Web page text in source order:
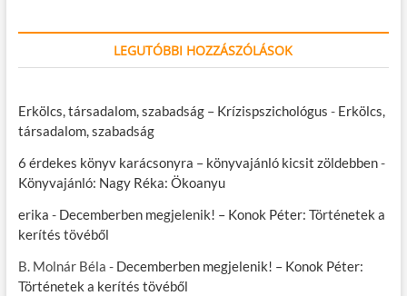
LEGUTÓBBI HOZZÁSZÓLÁSOK
Erkölcs, társadalom, szabadság – Krízispszichológus - Erkölcs,
társadalom, szabadság
6 érdekes könyv karácsonyra – könyvajánló kicsit zöldebben-
Könyvajánló: Nagy Réka: Ökoanyu
erika - Decemberben megjelenik! – Konok Péter: Történetek a
kerítés tövéből
B. Molnár Béla - Decemberben megjelenik! – Konok Péter:
Történetek a kerítés tövéből